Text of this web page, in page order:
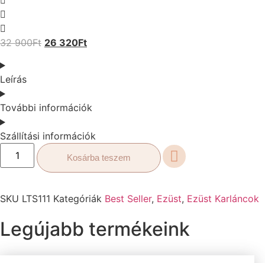
32 900Ft 26 320Ft
Leírás
További információk
Szállítási információk
Kosárba teszem
SKU LTS111 Kategóriák Best Seller, Ezüst, Ezüst Karláncok
Legújabb termékeink